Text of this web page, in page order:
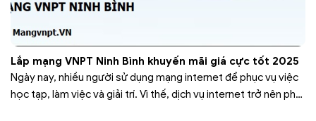
Lắp mạng VNPT Ninh Bình khuyến mãi giá cực tốt 2025
Ngày nay, nhiều người sử dụng mạng internet để phục vụ việc
học tạp, làm việc và giải trí. Vì thế, dịch vụ internet trở nên phổ